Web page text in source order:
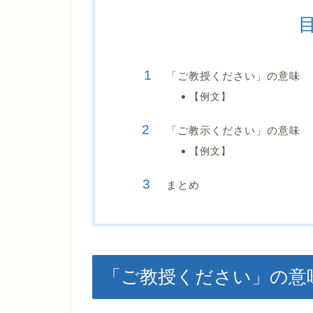
「ご教授ください」の意味
【例文】
「ご教示ください」の意味
【例文】
まとめ
「ご教授ください」の意